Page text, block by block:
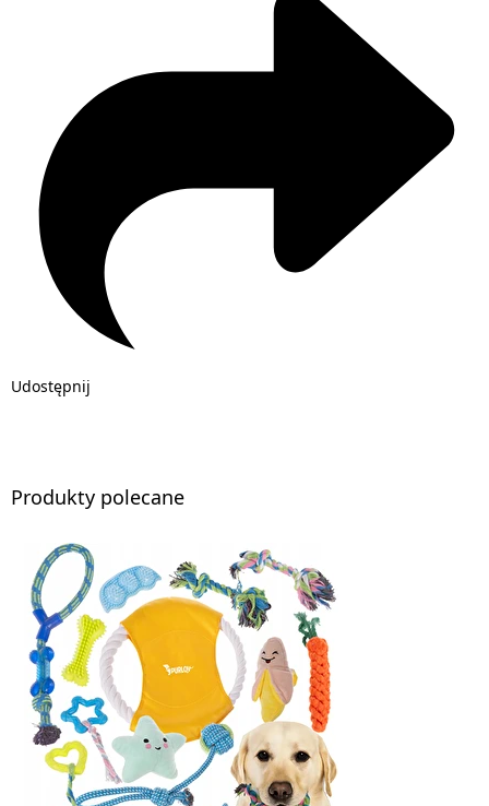
Udostępnij
Produkty polecane